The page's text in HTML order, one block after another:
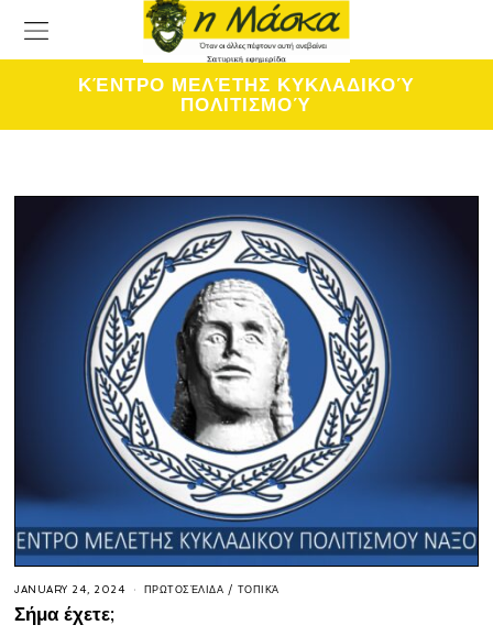
ΚΈΝΤΡΟ ΜΕΛΈΤΗΣ ΚΥΚΛΑΔΙΚΟΎ
ΠΟΛΙΤΙΣΜΟΎ
JANUARY 24, 2024 ΠΡΩΤΟΣΈΛΙΔΑ / ΤΟΠΙΚΆ
Σήμα έχετε;